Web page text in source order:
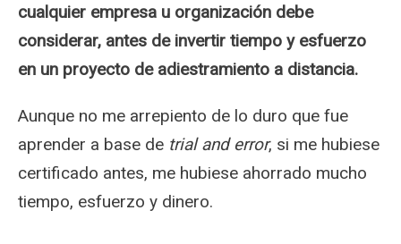
cualquier empresa u organización debe
considerar, antes de invertir tiempo y esfuerzo
en un proyecto de adiestramiento a distancia.
Aunque no me arrepiento de lo duro que fue
aprender a base de trial and error, si me hubiese
certificado antes, me hubiese ahorrado mucho
tiempo, esfuerzo y dinero.